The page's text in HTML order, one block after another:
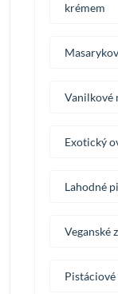
krémem
Vanilkové
Exotický
Lahodné
Veganské